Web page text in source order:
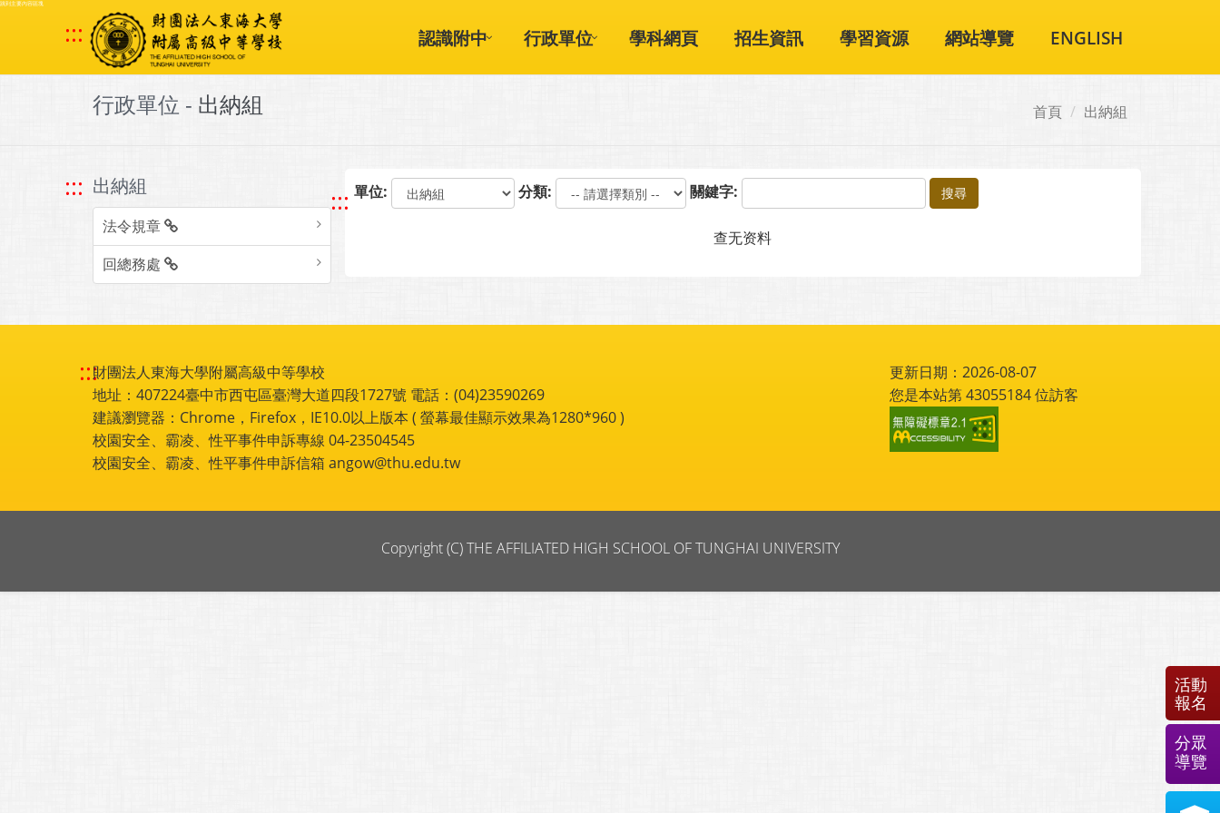
跳到主要內容區塊
::: 認識附中 行政單位 學科網頁 招生資訊 學習資源 網站導覽 ENGLISH
行政單位 - 出納組 首頁 出納組
::: 出納組
法令規章
回總務處
::: 單位: 分類: 關鍵字: 搜尋
查无资料
:::財團法人東海大學附屬高級中等學校
地址：407224臺中市西屯區臺灣大道四段1727號 電話：(04)23590269
建議瀏覽器：Chrome，Firefox，IE10.0以上版本 ( 螢幕最佳顯示效果為1280*960 )
校園安全、霸凌、性平事件申訴專線 04-23504545
校園安全、霸凌、性平事件申訴信箱 angow@thu.edu.tw
更新日期：2026-08-07
您是本站第43055184位訪客
Copyright (C) THE AFFILIATED HIGH SCHOOL OF TUNGHAI UNIVERSITY
活動
報名
分眾
導覽